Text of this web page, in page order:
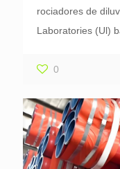
rociadores de
Laboratories (Ul)
0